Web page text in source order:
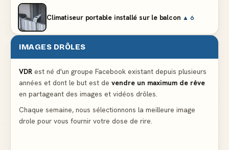
Climatiseur portable installé sur le balcon ▲ 6
Partager l'addition alors que vous n'avez pris
Le mendiant revient avec un livre de cuisine
IMAGES DRÔLES
VDR est né d'un groupe Facebook existant depuis plusieurs
années et dont le but est de vendre un maximum de rêve
en partageant des images et vidéos drôles.
Chaque semaine, nous sélectionnons la meilleure image
drole pour vous fournir votre dose de rire.